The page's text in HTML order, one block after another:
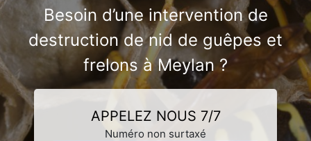
Besoin d’une intervention de
destruction de nid de guêpes et
frelons à Meylan ?
APPELEZ NOUS 7/7
Numéro non surtaxé